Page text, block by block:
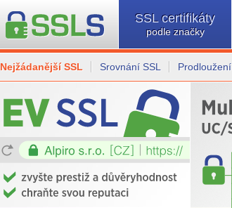
SSL certifikáty
podle značky
Nejžádanější SSL Srovnání SSL Prodloužení